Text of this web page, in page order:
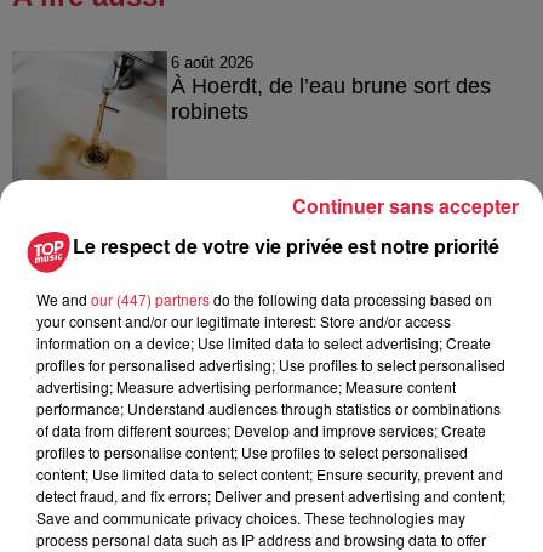
6 août 2026
À Hoerdt, de l’eau brune sort des
robinets
Tags antisémites à Strasbourg :
6 août 2026
Au zoo de Mulhouse : rencontre
avec les flamants rouges
Le respect de votre vie privée est notre priorité
We and our (447) partnersdo the following data processing based on
your consent and/or our legitimate interest: Store and/or access
information on a device; Use limited data to select advertising; Create
profiles for personalised advertising; Use profiles to select personalised
advertising; Measure advertising performance; Measure content
performance; Understand audiences through statistics or combinations
of data from different sources; Develop and improve services; Create
profiles to personalise content; Use profiles to select personalised
content; Use limited data to select content; Ensure security, prevent and
detect fraud, and fix errors; Deliver and present advertising and content;
Save and communicate privacy choices. These technologies may
process personal data such as IP address and browsing data to offer
Continuer sans accepter